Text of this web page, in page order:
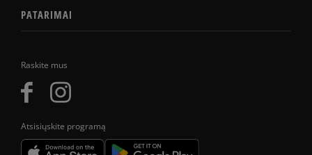
Raskite mus
Atsisiųskite programą
PATARIMAI